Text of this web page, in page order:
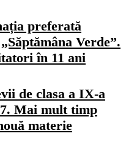
preferată
Verde”.
în 11 ani
de clasa a IX-a
Mai mult timp
materie